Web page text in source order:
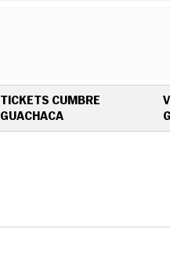
TICKETS CUMBRE
GUACHACAOPENS IN NEW